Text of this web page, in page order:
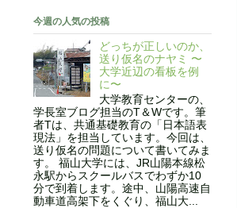
今週の人気の投稿
どっちが正しいのか、
送り仮名のナヤミ 〜
大学近辺の看板を例
に〜
大学教育センターの、
学長室ブログ担当のT＆Wです。筆
者Tは、共通基礎教育の「日本語表
現法」を担当しています。今回は、
送り仮名の問題について書いてみま
す。 福山大学には、JR山陽本線松
永駅からスクールバスでわずか10
分で到着します。途中、山陽高速自
動車道高架下をくぐり、福山大...